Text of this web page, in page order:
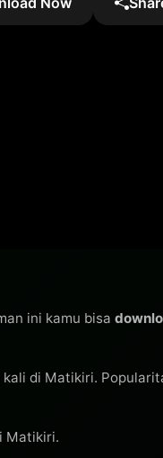
ini kamu bisa
kali di Matikiri.
Matikiri.